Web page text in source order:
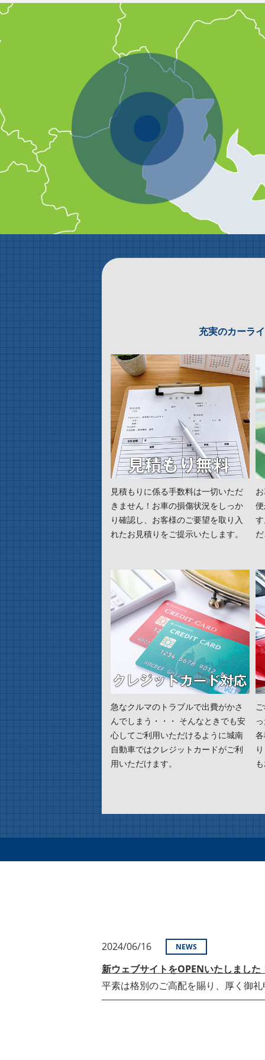
充実のカーラ
見積もりに係る手数料は一切いただ
きません！お車の損傷状況をしっか
り確認し、お客様のご要望を取り入
れたお見積りをご提示いたします。
だ
急なクルマのトラブルで出費がかさ
んでしまう・・・ そんなときでも安
心してご利用いただけるように城南
自動車ではクレジットカードがご利
用いただけます。
2024/06/16 NEWS
新ウェブサイトをOPENいたしました
平素は格別のご高配を賜り、厚く御